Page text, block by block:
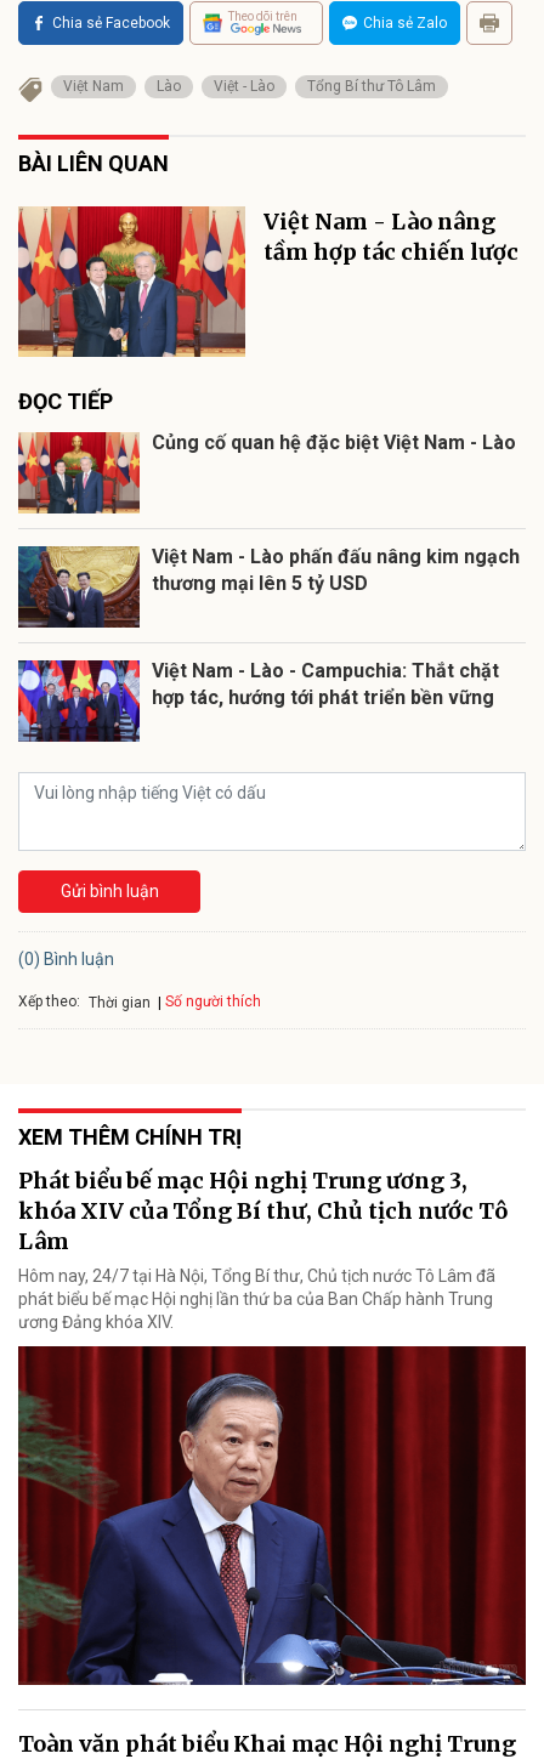
Chia sẻ Facebook Theo dõi trên Chia sẻ Zalo
Việt Nam Lào Việt - Lào Tổng Bí thư Tô Lâm
BÀI LIÊN QUAN
Việt Nam - Lào nâng
tầm hợp tác chiến lược
ĐỌC TIẾP
Củng cố quan hệ đặc biệt Việt Nam - Lào
Việt Nam - Lào phấn đấu nâng kim ngạch
thương mại lên 5 tỷ USD
Việt Nam - Lào - Campuchia: Thắt chặt
hợp tác, hướng tới phát triển bền vững
Gửi bình luận
(0) Bình luận
Xếp theo: Thời gian Số người thích
XEM THÊM CHÍNH TRỊ
Phát biểu bế mạc Hội nghị Trung ương 3,
khóa XIV của Tổng Bí thư, Chủ tịch nước Tô
Lâm
Hôm nay, 24/7 tại Hà Nội, Tổng Bí thư, Chủ tịch nước Tô Lâm đã
phát biểu bế mạc Hội nghị lần thứ ba của Ban Chấp hành Trung
ương Đảng khóa XIV.
Toàn văn phát biểu Khai mạc Hội nghị Trung